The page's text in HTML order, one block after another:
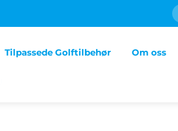
Tilpassede Golftilbehør Om oss